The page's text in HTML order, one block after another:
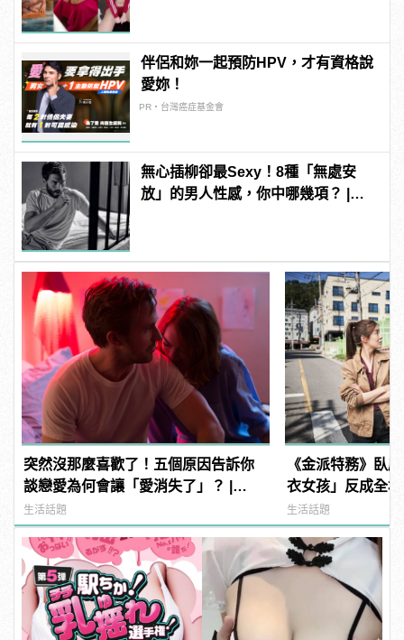
伴侶和妳一起預防HPV，才有資格說
愛妳！
PR・台灣癌症基金會
無心插柳卻最Sexy！8種「無處安
放」的男人性感，你中哪幾項？ |
突然沒那麼喜歡了！五個原因告訴你
談戀愛為何會讓「愛消失了」？ |
manfashion這樣變型男
生活話題
《金派特務》臥
衣女孩」反成全
生活話題